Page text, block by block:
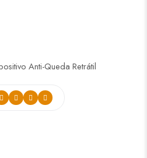
Anti-Queda Retrátil